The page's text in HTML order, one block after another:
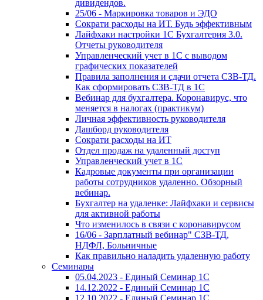
дивидендов.
25/06 - Маркировка товаров и ЭДО
Сократи расходы на ИТ. Будь эффективным
Лайфхаки настройки 1С Бухгалтерия 3.0.
Отчеты руководителя
Управленческий учет в 1С с выводом
графических показателей
Правила заполнения и сдачи отчета СЗВ-ТД.
Как сформировать СЗВ-ТД в 1С
Вебинар для бухгалтера. Коронавирус, что
меняется в налогах (практикум)
Личная эффективность руководителя
Дашборд руководителя
Сократи расходы на ИТ
Отдел продаж на удаленный доступ
Управленческий учет в 1С
Кадровые документы при организации
работы сотрудников удаленно. Обзорный
вебинар.
Бухгалтер на удаленке: Лайфхаки и сервисы
для активной работы
Что изменилось в связи с коронавирусом
16/06 - Зарплатный вебинар" СЗВ-ТД,
НДФЛ, Больничные
Как правильно наладить удаленную работу
Семинары
05.04.2023 - Единый Семинар 1С
14.12.2022 - Единый Семинар 1С